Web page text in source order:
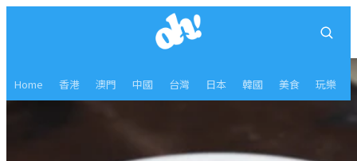
Home 香港 澳門 中國 台灣 日本 韓國 美食 玩樂